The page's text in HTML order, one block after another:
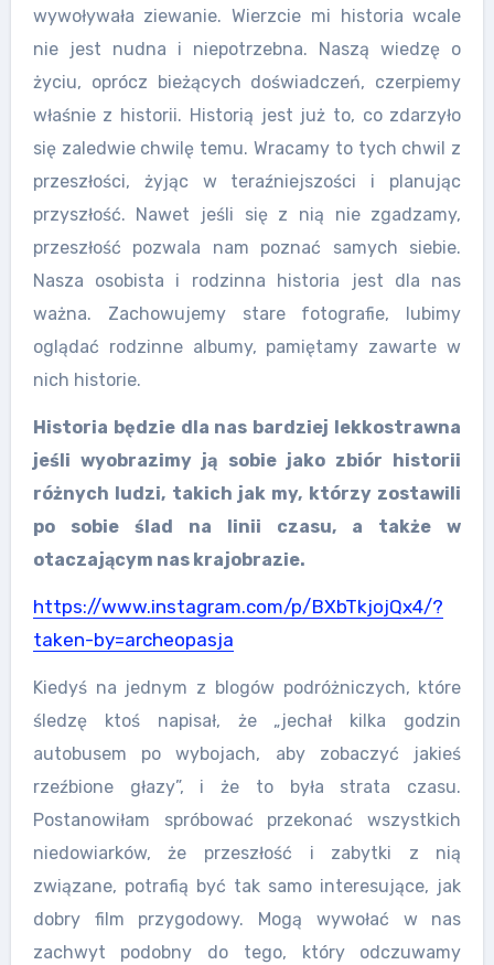
wywoływała ziewanie. Wierzcie mi historia wcale
nie jest nudna i niepotrzebna. Naszą wiedzę o
życiu, oprócz bieżących doświadczeń, czerpiemy
właśnie z historii. Historią jest już to, co zdarzyło
się zaledwie chwilę temu. Wracamy to tych chwil z
przeszłości, żyjąc w teraźniejszości i planując
przyszłość. Nawet jeśli się z nią nie zgadzamy,
przeszłość pozwala nam poznać samych siebie.
Nasza osobista i rodzinna historia jest dla nas
ważna. Zachowujemy stare fotografie, lubimy
oglądać rodzinne albumy, pamiętamy zawarte w
nich historie.
Historia będzie dla nas bardziej lekkostrawna
jeśli wyobrazimy ją sobie jako zbiór historii
różnych ludzi, takich jak my, którzy zostawili
po sobie ślad na linii czasu, a także w
otaczającym nas krajobrazie.
https://www.instagram.com/p/BXbTkjojQx4/?
taken-by=archeopasja
Kiedyś na jednym z blogów podróżniczych, które
śledzę ktoś napisał, że „jechał kilka godzin
autobusem po wybojach, aby zobaczyć jakieś
rzeźbione głazy”, i że to była strata czasu.
Postanowiłam spróbować przekonać wszystkich
niedowiarków, że przeszłość i zabytki z nią
związane, potrafią być tak samo interesujące, jak
dobry film przygodowy. Mogą wywołać w nas
zachwyt podobny do tego, który odczuwamy